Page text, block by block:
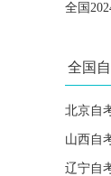
全国
全国
北京自
山西自
辽宁自